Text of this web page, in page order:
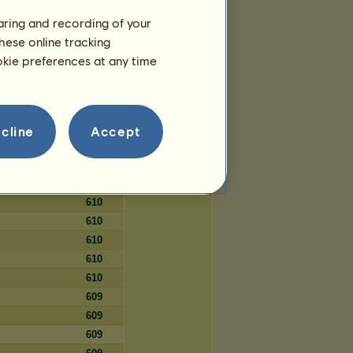
67
67
610
610
610
610
610
609
609
609
and recording of your
online tracking
preferences at any time
Accept